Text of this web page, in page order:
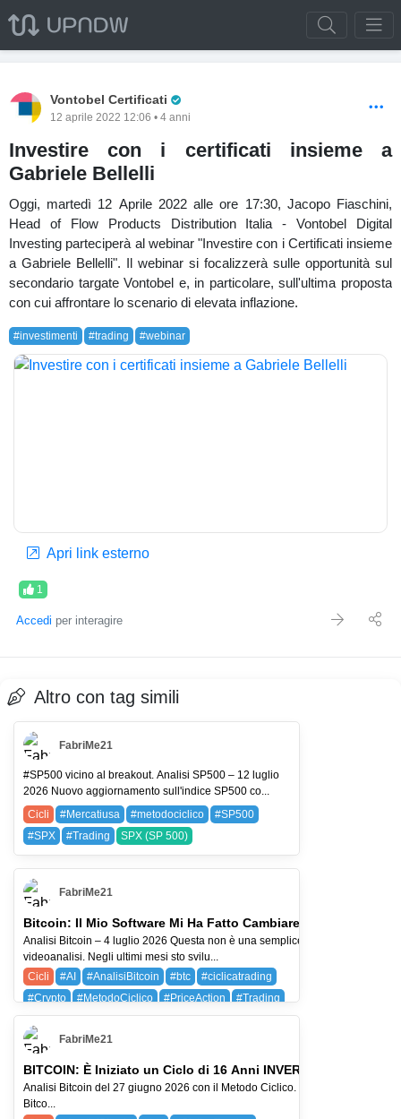
Vontobel Certificati
12 aprile 2022 12:06 • 4 anni
Investire con i certificati insieme a
Gabriele Bellelli
Oggi, martedì 12 Aprile 2022 alle ore 17:30, Jacopo Fiaschini,
Head of Flow Products Distribution Italia - Vontobel Digital
Investing parteciperà al webinar "Investire con i Certificati insieme
a Gabriele Bellelli". Il webinar si focalizzerà sulle opportunità sul
secondario targate Vontobel e, in particolare, sull'ultima proposta
con cui affrontare lo scenario di elevata inflazione.
#investimenti #trading #webinar
Apri link esterno
1
Accedi per interagire
Altro con tag simili
FabriMe21
#SP500 vicino al breakout. Analisi SP500 – 12 luglio
2026 Nuovo aggiornamento sull'indice SP500 co...
Cicli
#Mercatiusa #metodociclico
#SP500
#SPX
#Trading SPX (SP 500)
FabriMe21
Bitcoin: Il Mio Software Mi Ha Fatto Cambiare Idea
Analisi Bitcoin – 4 luglio 2026 Questa non è una semplice
videoanalisi. Negli ultimi mesi sto svilu...
Cicli
#AI #AnalisiBitcoin #btc
#ciclicatrading
#Crypto
#MetodoCiclico #PriceAction
#Trading
AMZN (Amazon.com, Inc.)
BAYG (BAYER AG)
BTC (BITCOIN)
FabriMe21
BITCOIN: È Iniziato un Ciclo di 16 Anni INVERSO? L'Analisi
Analisi Bitcoin del 27 giugno 2026 con il Metodo Ciclico. In questo aggiornamento analizziamo
Bitco...